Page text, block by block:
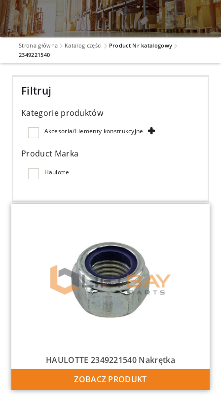
Strona główna Katalog części
Product Nr katalogowy
2349221540
Filtruj
Kategorie produktów
Akcesoria/Elementy konstrukcyjne
Product Marka
Haulotte
HAULOTTE 2349221540 Nakrętka
ZOBACZ PRODUKT